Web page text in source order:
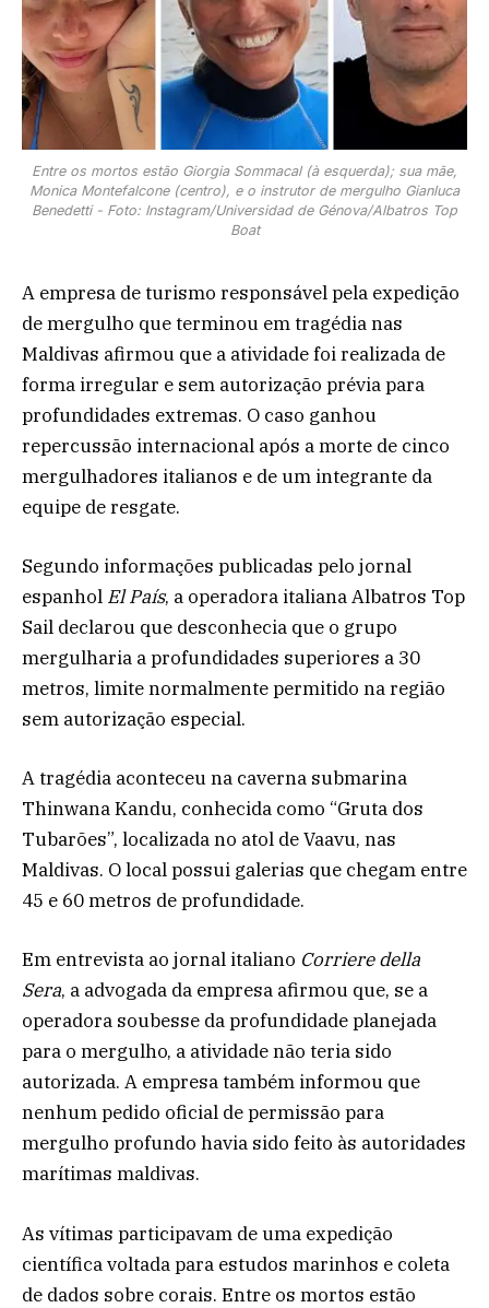
Entre os mortos estão Giorgia Sommacal (à esquerda); sua mãe,
Monica Montefalcone (centro), e o instrutor de mergulho Gianluca
Benedetti - Foto: Instagram/Universidad de Génova/Albatros Top
Boat
A empresa de turismo responsável pela expedição
de mergulho que terminou em tragédia nas
Maldivas afirmou que a atividade foi realizada de
forma irregular e sem autorização prévia para
profundidades extremas. O caso ganhou
repercussão internacional após a morte de cinco
mergulhadores italianos e de um integrante da
equipe de resgate.
Segundo informações publicadas pelo jornal
espanhol El País, a operadora italiana Albatros Top
Sail declarou que desconhecia que o grupo
mergulharia a profundidades superiores a 30
metros, limite normalmente permitido na região
sem autorização especial.
A tragédia aconteceu na caverna submarina
Thinwana Kandu, conhecida como “Gruta dos
Tubarões”, localizada no atol de Vaavu, nas
Maldivas. O local possui galerias que chegam entre
45 e 60 metros de profundidade.
Em entrevista ao jornal italiano Corriere della
Sera, a advogada da empresa afirmou que, se a
operadora soubesse da profundidade planejada
para o mergulho, a atividade não teria sido
autorizada. A empresa também informou que
nenhum pedido oficial de permissão para
mergulho profundo havia sido feito às autoridades
marítimas maldivas.
As vítimas participavam de uma expedição
científica voltada para estudos marinhos e coleta
de dados sobre corais. Entre os mortos estão